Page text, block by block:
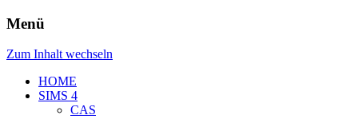
Menü
Zum Inhalt wechseln
HOME
SIMS 4
CAS